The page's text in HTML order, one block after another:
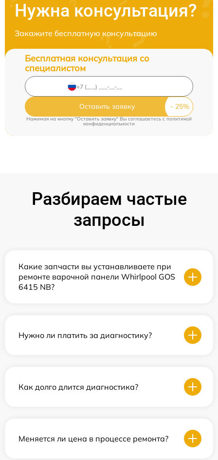
Нужна консультация?
Закажите бесплатную консультацию
Бесплатная консультация со
специалистом
Оставить заявку
Нажимая на кнопку "Оставить заявку" Вы соглашаетесь c политикой
конфиденциальности
Разбираем частые
запросы
Какие запчасти вы устанавливаете при
ремонте варочной панели Whirlpool GOS
6415 NB?
Нужно ли платить за диагностику?
Как долго длится диагностика?
Меняется ли цена в процессе ремонта?